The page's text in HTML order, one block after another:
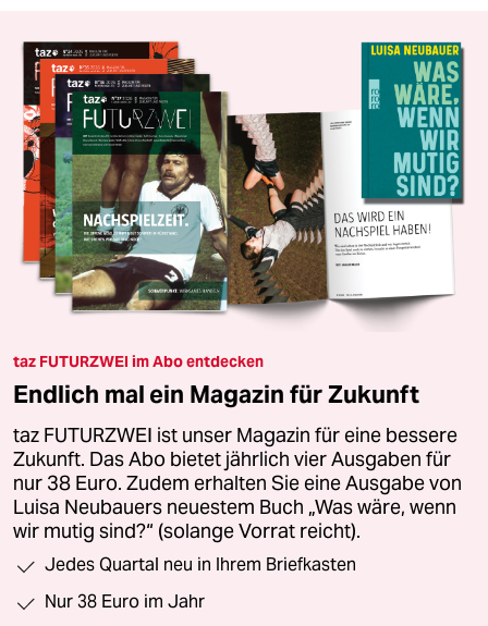
taz FUTURZWEI im Abo entdecken
Endlich mal ein Magazin für Zukunft
taz FUTURZWEI ist unser Magazin für eine bessere
Zukunft. Das Abo bietet jährlich vier Ausgaben für
nur 38 Euro. Zudem erhalten Sie eine Ausgabe von
Luisa Neubauers neuestem Buch „Was wäre, wenn
wir mutig sind?“ (solange Vorrat reicht).
Jedes Quartal neu in Ihrem Briefkasten
Nur 38 Euro im Jahr